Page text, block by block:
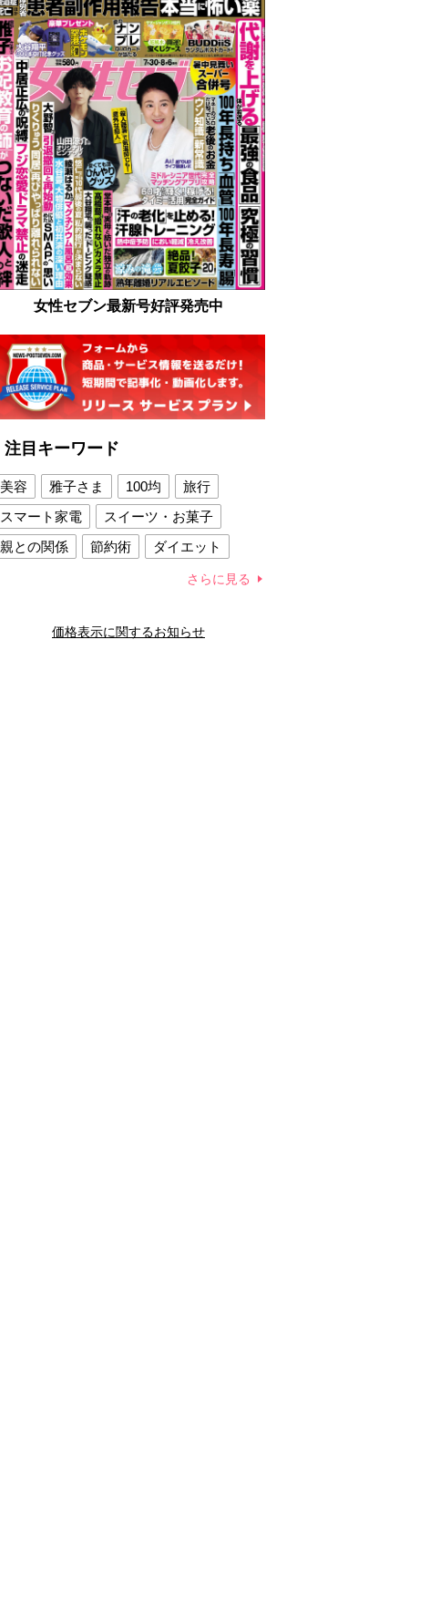
女性セブン最新号好評発売中
注目キーワード
美容 雅子さま 100均
旅行
スマート家電
スイーツ・お菓子
親との関係
節約術
ダイエット
夫との関係
新津春子 どか食い
さらに見る
価格表示に関するお知らせ